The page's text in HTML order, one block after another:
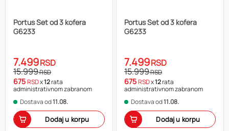
Portus Set od 3 kofera
G6233
7.499RSD
15.999RSD
675RSDx12rata
administrativnom zabranom
Dostava od11.08.
Dodaj u korpu
Portus Set od 3 kofera
G6233
7.499RSD
15.999RSD
675RSDx12rata
administrativnom zabranom
Dostava od11.08.
Dodaj u korpu